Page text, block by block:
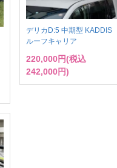
デリカD:5 中期型 KADDIS
ルーフキャリア
220,000円(税込
242,000円)